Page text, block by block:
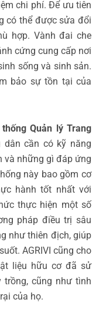
chi phí. Để ưu tiên
có thể được sửa đổi
hợp. Vành đai che
cứng cung cấp nơi
sống và sinh sản.
bảo sự tồn tại của
Quản lý Trang
dân cần có kỹ năng
và những gì đáp ứng
này bao gồm cơ
hành tốt nhất với
thực hiện một số
pháp điều trị sâu
như thiên địch, giúp
AGRIVI cũng cho
liệu hữu cơ đã sử
cũng như tình
của họ.